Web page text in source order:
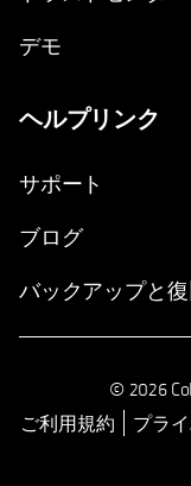
デモ
ヘルプリンク
サポート
ブログ
バックアップと
© 2026
ご利用規約 プラ